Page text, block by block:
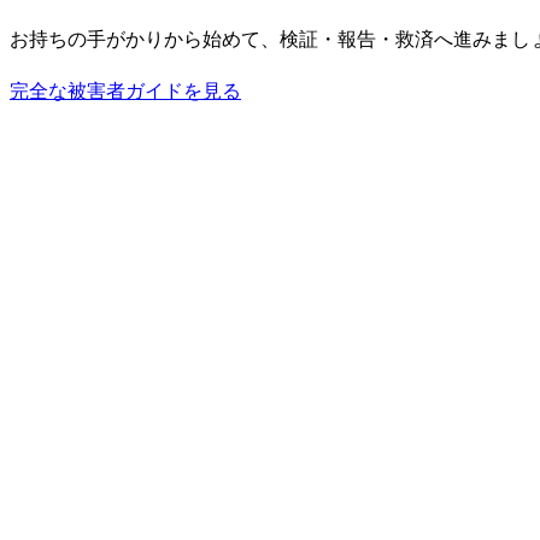
お持ちの手がかりから始めて、検証・報告・救済へ進みまし
完全な被害者ガイドを見る